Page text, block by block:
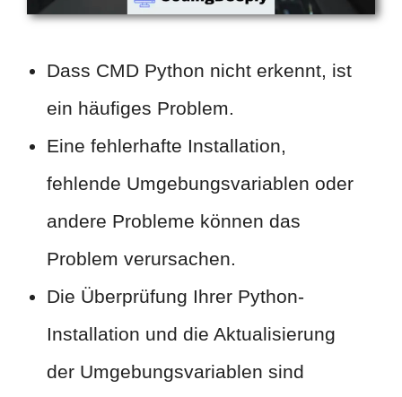
Dass CMD Python nicht erkennt, ist
ein häufiges Problem.
Eine fehlerhafte Installation,
fehlende Umgebungsvariablen oder
andere Probleme können das
Problem verursachen.
Die Überprüfung Ihrer Python-
Installation und die Aktualisierung
der Umgebungsvariablen sind